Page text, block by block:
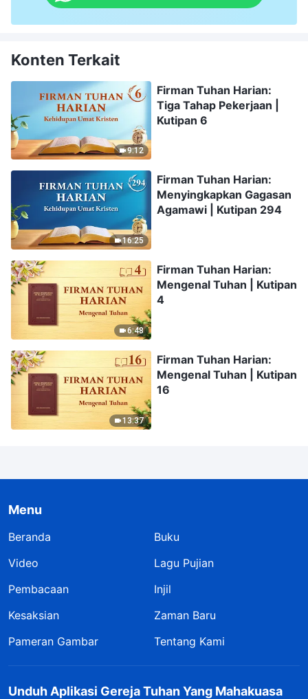
Konten Terkait
9:12
Firman Tuhan Harian:
Tiga Tahap Pekerjaan |
Kutipan 6
16:25
Firman Tuhan Harian:
Menyingkapkan Gagasan
Agamawi | Kutipan 294
6:48
Firman Tuhan Harian:
Mengenal Tuhan | Kutipan
4
13:37
Firman Tuhan Harian:
Mengenal Tuhan | Kutipan
16
Menu
Beranda
Buku
Video
Lagu Pujian
Pembacaan
Injil
Kesaksian
Zaman Baru
Pameran Gambar
Tentang Kami
Unduh Aplikasi Gereja Tuhan Yang Mahakuasa